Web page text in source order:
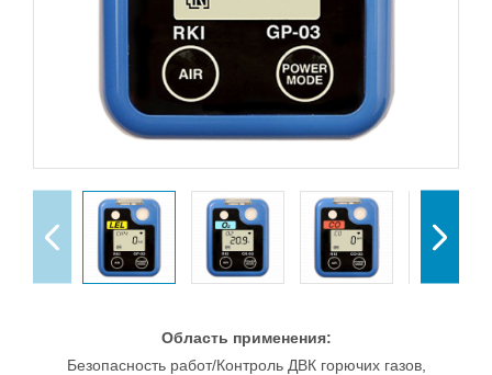
Область применения:
Безопасность работ/Контроль ДВК горючих газов,